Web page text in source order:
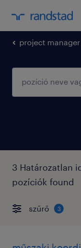
project
3 Határozatlan
pozíciók found
szűrő 3